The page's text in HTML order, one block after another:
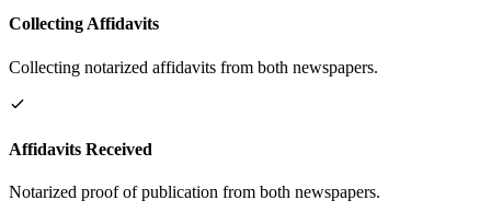
Collecting Affidavits
Collecting notarized affidavits from both newspapers.
Affidavits Received
Notarized proof of publication from both newspapers.